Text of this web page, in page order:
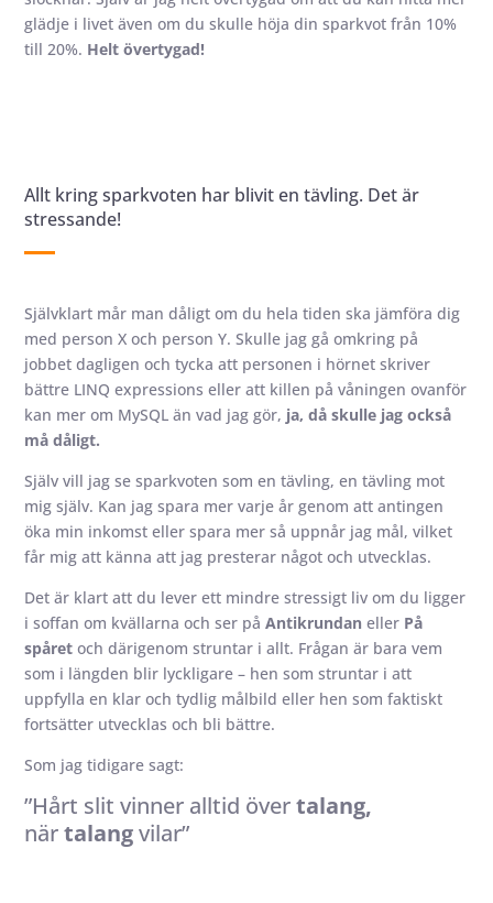
glädje i livet även om du skulle höja din sparkvot från 10%
till 20%. Helt övertygad!
Allt kring sparkvoten har blivit en tävling. Det är
stressande!
Självklart mår man dåligt om du hela tiden ska jämföra dig
med person X och person Y. Skulle jag gå omkring på
jobbet dagligen och tycka att personen i hörnet skriver
bättre LINQ expressions eller att killen på våningen ovanför
kan mer om MySQL än vad jag gör, ja, då skulle jag också
må dåligt.
Själv vill jag se sparkvoten som en tävling, en tävling mot
mig själv. Kan jag spara mer varje år genom att antingen
öka min inkomst eller spara mer så uppnår jag mål, vilket
får mig att känna att jag presterar något och utvecklas.
Det är klart att du lever ett mindre stressigt liv om du ligger
i soffan om kvällarna och ser på Antikrundan eller På
spåret och därigenom struntar i allt. Frågan är bara vem
som i längden blir lyckligare – hen som struntar i att
uppfylla en klar och tydlig målbild eller hen som faktiskt
fortsätter utvecklas och bli bättre.
Som jag tidigare sagt:
”Hårt slit vinner alltid övertalang,
närtalangvilar”